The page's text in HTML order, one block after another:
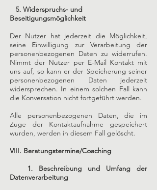
5. Widerspruchs- und
Beseitigungsmöglichkeit
Der Nutzer hat jederzeit die Möglichkeit,
seine Einwilligung zur Verarbeitung der
personenbezogenen Daten zu widerrufen.
Nimmt der Nutzer per E-Mail Kontakt mit
uns auf, so kann er der Speicherung seiner
personenbezogenen Daten jederzeit
widersprechen. In einem solchen Fall kann
die Konversation nicht fortgeführt werden.
Alle personenbezogenen Daten, die im
Zuge der Kontaktaufnahme gespeichert
wurden, werden in diesem Fall gelöscht.
VIII. Beratungstermine/Coaching
1. Beschreibung und Umfang der
Datenverarbeitung